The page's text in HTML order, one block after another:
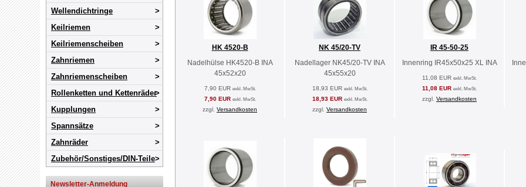
Wellendichtringe
Keilriemen
Keilriemenscheiben
Zahnriemen
Zahnriemenscheiben
Rollenketten und Kettenräder
Kupplungen
Spannsätze
Zahnräder
Zubehör/Sonstiges/DIN-Teile
Newsletter-Anmeldung
HK 4520-B
Nadelhülse HK4520-B INA
45x52x20
7,90 EUR exkl. MwSt.
7,90 EUR exkl. MwSt.
zzgl. Versandkosten
NK 45/20-TV
Nadellager NK45/20-TV INA
45x55x20
18,93 EUR exkl. MwSt.
18,93 EUR exkl. MwSt.
zzgl. Versandkosten
IR 45-50-25
Innenring IR45x50x25 XL INA
11,08 EUR exkl. MwSt.
11,08 EUR exkl. MwSt.
zzgl. Versandkosten